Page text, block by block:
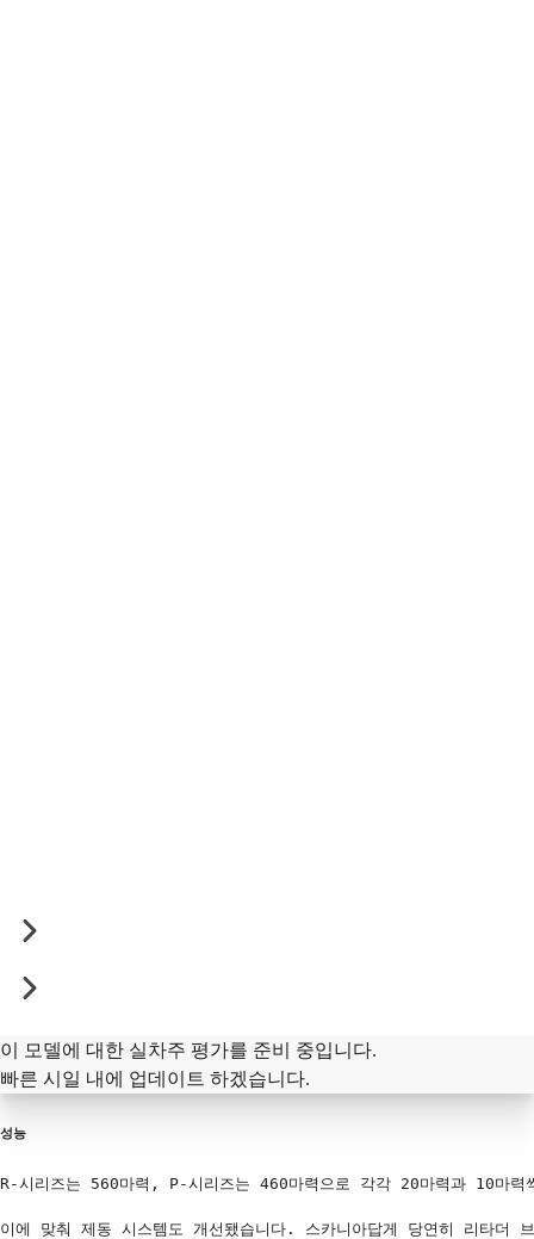
이 모델에 대한 실차주 평가를 준비 중입니다.
빠른 시일 내에 업데이트 하겠습니다.
성능
R-시리즈는 560마력, P-시리즈는 460마력으로 각각 20마력과 10마
이에 맞춰 제동 시스템도 개선됐습니다. 스카니아답게 당연히 리타더